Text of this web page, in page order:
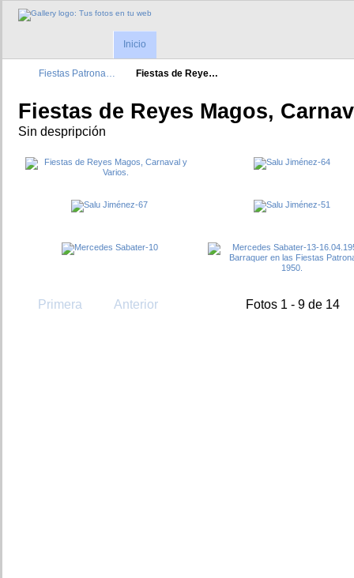
Inicio
Fiestas Patrona… Fiestas de Reye…
Fiestas de Reyes Magos,
Sin despripción
Primera Anterior Fotos 1 - 9 de 14